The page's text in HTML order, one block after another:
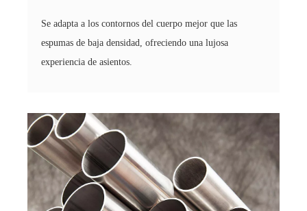
Se adapta a los contornos del cuerpo mejor que las
espumas de baja densidad, ofreciendo una lujosa
experiencia de asientos.